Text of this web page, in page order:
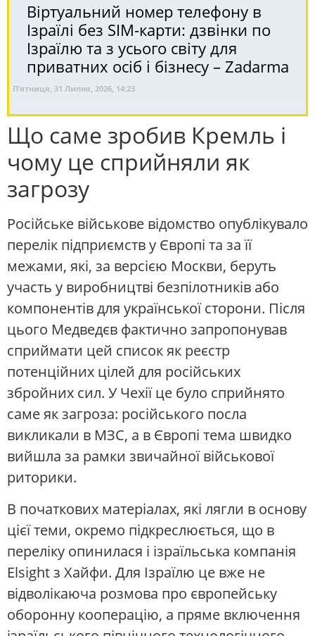
Віртуальний номер телефону в
Ізраїлі без SIM-карти: дзвінки по
Ізраїлю та з усього світу для
приватних осіб і бізнесу – Zadarma
П’ятниця, 31 Липня, 2026, 14:23
Що саме зробив Кремль і
чому це сприйняли як
загрозу
Російське військове відомство опублікувало
перелік підприємств у Європі та за її
межами, які, за версією Москви, беруть
участь у виробництві безпілотників або
компонентів для української сторони. Після
цього Медведєв фактично запропонував
сприймати цей список як реєстр
потенційних цілей для російських
збройних сил. У Чехії це було сприйнято
саме як загроза: російського посла
викликали в МЗС, а в Європі тема швидко
вийшла за рамки звичайної військової
риторики.
В початкових матеріалах, які лягли в основу
цієї теми, окремо підкреслюється, що в
переліку опинилася і ізраїльська компанія
Elsight з Хайфи. Для Ізраїлю це вже не
відволікаюча розмова про європейську
оборонну кооперацію, а пряме включення